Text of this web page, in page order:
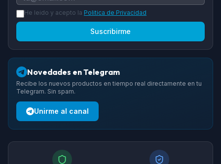
He leido y acepto la Politica de Privacidad
Suscribirme
Novedades en Telegram
Recibe los nuevos productos en tiempo real directamente en tu
Telegram. Sin spam.
Unirme al canal